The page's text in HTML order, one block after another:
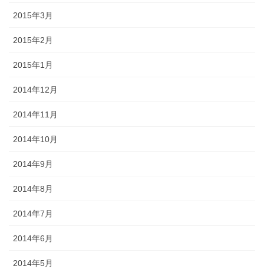
2015年3月
2015年2月
2015年1月
2014年12月
2014年11月
2014年10月
2014年9月
2014年8月
2014年7月
2014年6月
2014年5月